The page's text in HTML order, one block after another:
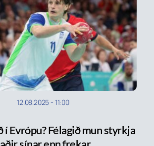
12.08.2025 - 11:00
Evrópu? Félagið mun styrkja